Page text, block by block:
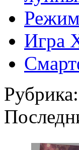
Игра
Рубрика: